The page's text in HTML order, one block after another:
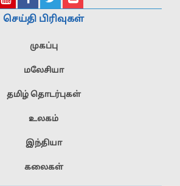
செய்தி பிரிவுகள்
முகப்பு
மலேசியா
தமிழ் தொடர்புகள்
உலகம்
இந்தியா
கலைகள்